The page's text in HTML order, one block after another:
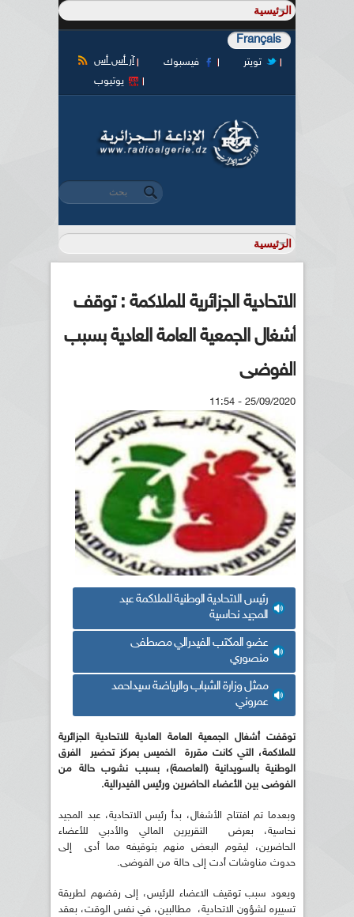
Français
آر أس أس فيسبوك
تويتر
يوتيوب
استمارة البحث
‏بحث ‏
الاتحادية الجزائرية للملاكمة : توقف
أشغال الجمعية العامة العادية بسبب
الفوضى
25/09/2020 - 11:54
رئيس الاتحادية الوطنية للملاكمة عبد
المجيد نحاسية
عضو المكتب الفيدرالي مصطفى
منصوري
ممثل وزارة الشباب والرياضة سيداحمد
عمروني
توقفت أشغال الجمعية العامة العادية للاتحادية الجزائرية
للملاكمة، التي كانت مقررة الخميس بمركز تحضير الفرق
الوطنية بالسويدانية (العاصمة)، بسبب نشوب حالة من
الفوضى بين الأعضاء الحاضرين ورئيس الفيدرالية.
وبعدما تم افتتاح الأشغال، بدأ رئيس الاتحادية، عبد المجيد
نحاسية، بعرض التقريرين المالي والأدبي للأعضاء
الحاضرين، ليقوم البعض منهم بتوقيفه مما أدى إلى
حدوث مناوشات أدت إلى حالة من الفوضى.
ويعود سبب توقيف الاعضاء للرئيس، إلى رفضهم لطريقة
تسييره لشؤون الاتحادية، مطالبين، في نفس الوقت، بعقد